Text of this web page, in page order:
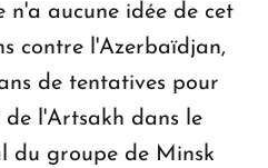
n'a aucune idée de cet
contre l'Azerbaïdjan,
de tentatives pour
l'Artsakh dans le
du groupe de Minsk